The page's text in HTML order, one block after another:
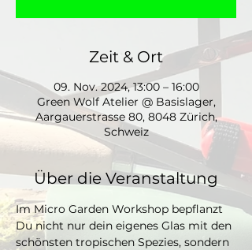
Zeit & Ort
09. Nov. 2024, 13:00 – 16:00
Green Wolf Atelier @ Basislager,
Aargauerstrasse 80, 8048 Zürich,
Schweiz
Über die Veranstaltung
Im Micro Garden Workshop bepflanzt
Du nicht nur dein eigenes Glas mit den
schönsten tropischen Spezies, sondern